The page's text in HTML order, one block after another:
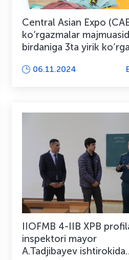
Central Asian Expo
ko‘rgazmalar
birdaniga 3ta yirik
06.11.2024
IIOFMB 4-IIB XPB
inspektori mayor
A.Tadjibayev ishtirokida